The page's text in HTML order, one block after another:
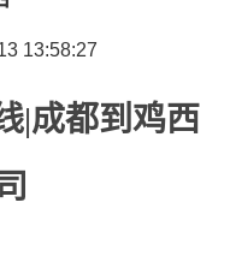
13:58:27
|成都到鸡西